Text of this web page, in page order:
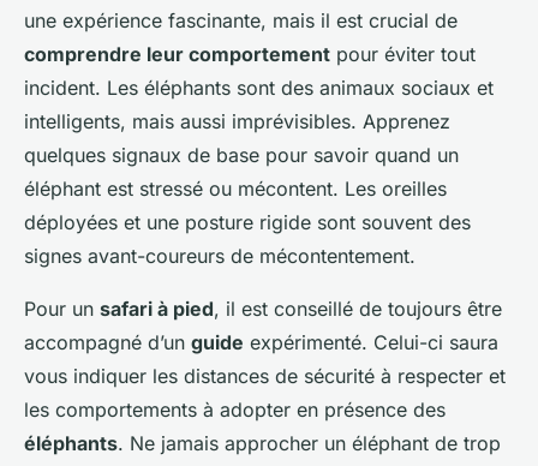
une expérience fascinante, mais il est crucial de
comprendre leur comportement pour éviter tout
incident. Les éléphants sont des animaux sociaux et
intelligents, mais aussi imprévisibles. Apprenez
quelques signaux de base pour savoir quand un
éléphant est stressé ou mécontent. Les oreilles
déployées et une posture rigide sont souvent des
signes avant-coureurs de mécontentement.
Pour un safari à pied, il est conseillé de toujours être
accompagné d’un guide expérimenté. Celui-ci saura
vous indiquer les distances de sécurité à respecter et
les comportements à adopter en présence des
éléphants. Ne jamais approcher un éléphant de trop